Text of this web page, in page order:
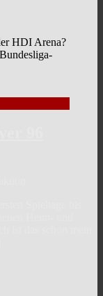
HDI Arena?